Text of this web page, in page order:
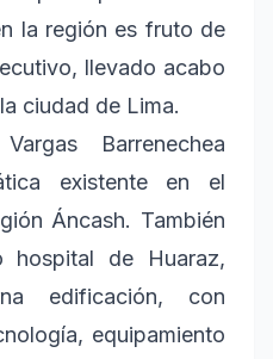
la región es fruto de
llevado acabo
ciudad de Lima.
Barrenechea
existente en el
Áncash. También
hospital de Huaraz,
edificación, con
equipamiento